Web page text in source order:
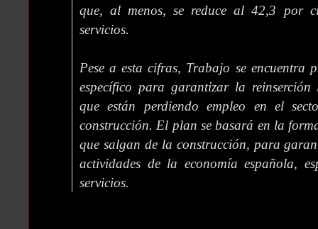
que, al menos, se reduce al 42,3 por
servicios.
Pese a esta cifras, Trabajo se encuentra
específico para garantizar la
que están perdiendo empleo en el
construcción. El plan se basará en la
que salgan de la construcción, para
actividades de la economía española,
servicios.